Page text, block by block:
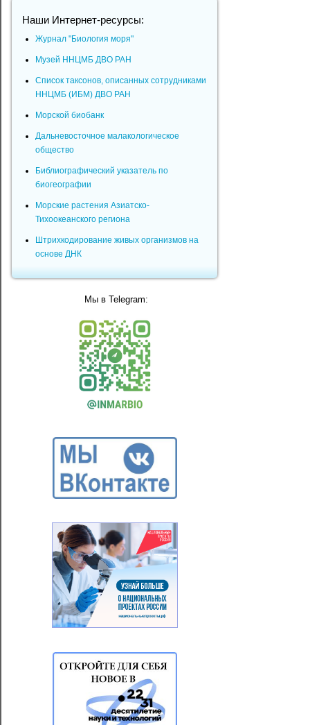
Наши Интернет-ресурсы:
Журнал "Биология моря"
Музей ННЦМБ ДВО РАН
Список таксонов, описанных сотрудниками
ННЦМБ (ИБМ) ДВО РАН
Морской биобанк
Дальневосточное малакологическое
общество
Библиографический указатель по
биогеографии
Морские растения Азиатско-
Тихоокеанского региона
Штрихкодирование живых организмов на
основе ДНК
Мы в Telegram: